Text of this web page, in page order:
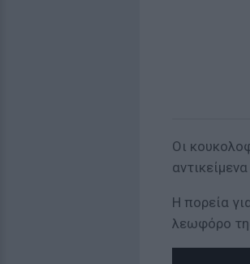
Οι
Η πορεία
λεωφόρο